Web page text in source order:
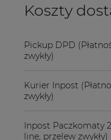
Koszty
Cena nie zawiera
Pickup DPD
zwykły)
Kurier Inpost
zwykły)
Inpost Paczkomaty
line, przelew zwykły)